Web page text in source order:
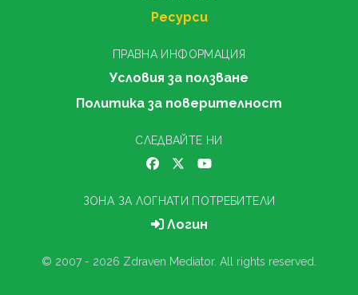
Ресурси
ПРАВНА ИНФОРМАЦИЯ
Условия за ползване
Политика за поверителност
СЛЕДВАЙТЕ НИ
ЗОНА ЗА ЛОГНАТИ ПОТРЕБИТЕЛИ
Логин
© 2007 - 2026 Zdraven Mediator. All rights reserved.